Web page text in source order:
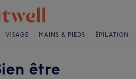
VISAGE MAINS & PIEDS ÉPILATION
être